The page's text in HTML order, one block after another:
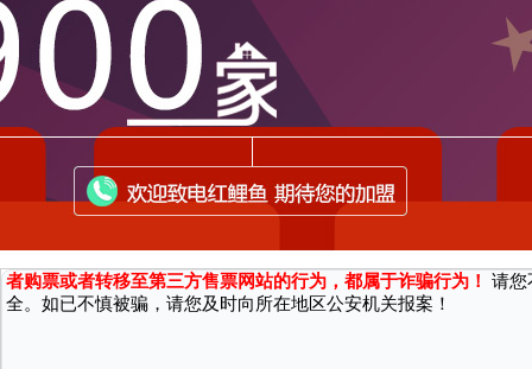
致 尊敬的广大消费者：
因近期接到国家机关反馈，有不法分子通过微信、第三方网站/软件等
广大消费者严正声明：
者购票或者转移至第三方售票网站的行为，都属于诈骗行为！请您
全。如已不慎被骗，请您及时向所在地区公安机关报案！